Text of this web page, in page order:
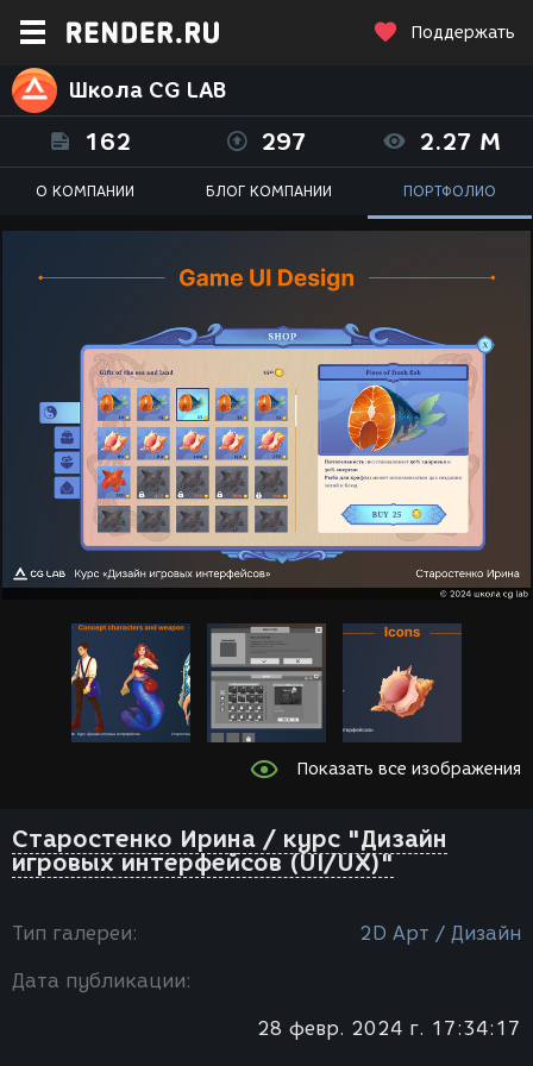
Поддержать
Школа CG LAB
162 297 2.27 M
О КОМПАНИИ БЛОГ КОМПАНИИ ПОРТФОЛИО
Показать все изображения
Старостенко Ирина / курс "Дизайн
игровых интерфейсов (UI/UX)"
Тип галереи: 2D Арт / Дизайн
Дата публикации:
28 февр. 2024 г. 17:34:17